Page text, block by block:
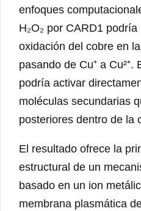
enfoques
H₂O₂ por CARD1
oxidación del cobre en
pasando de Cu⁺ a
podría activar
moléculas secundarias
posteriores dentro de la
El resultado ofrece la
estructural de un
basado en un ion
membrana plasmática